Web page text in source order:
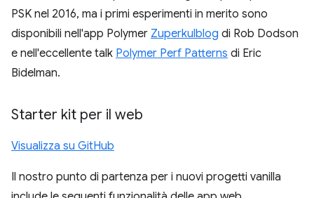
PSK nel 2016, ma i primi esperimenti in merito sono
disponibili nell'app Polymer Zuperkulblog di Rob Dodson
e nell'eccellente talk Polymer Perf Patterns di Eric
Bidelman.
Starter kit per il web
Visualizza su GitHub
Il nostro punto di partenza per i nuovi progetti vanilla